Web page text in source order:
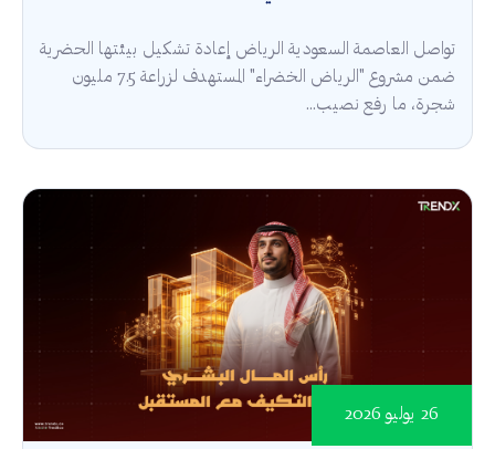
تواصل العاصمة السعودية الرياض إعادة تشكيل بيئتها الحضرية
ضمن مشروع "الرياض الخضراء" المستهدف لزراعة 7.5 مليون
شجرة، ما رفع نصيب...
26 يوليو 2026